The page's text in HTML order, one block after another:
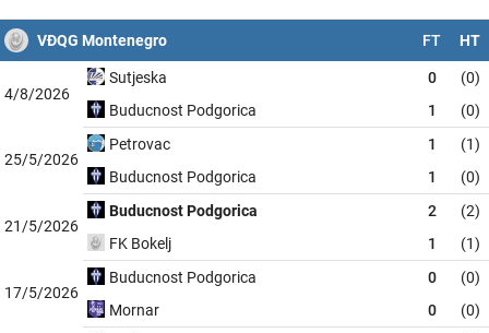
VĐQG Montenegro FT HT
4/8/2026
Sutjeska 0
(0)
Buducnost Podgorica
1 (0)
25/5/2026
Petrovac 1
(1)
Buducnost Podgorica
1 (0)
21/5/2026
Buducnost Podgorica 2
(2)
FK Bokelj
1 (1)
17/5/2026
Buducnost Podgorica 0
(0)
Mornar
0 (0)